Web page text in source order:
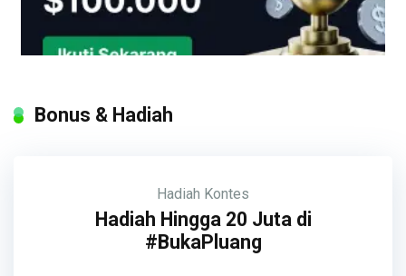
Bonus & Hadiah
Hadiah Kontes
Hadiah Hingga 20 Juta di
#BukaPluang